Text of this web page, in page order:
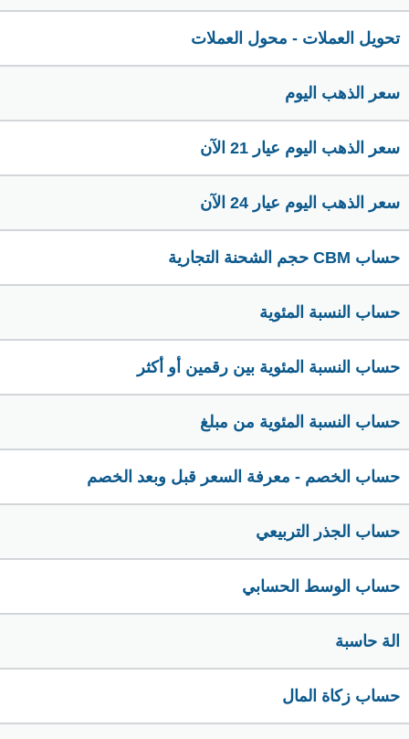
تحويل العملات - محول العملات
سعر الذهب اليوم
سعر الذهب اليوم عيار 21 الآن
سعر الذهب اليوم عيار 24 الآن
حساب CBM حجم الشحنة التجارية
حساب النسبة المئوية
حساب النسبة المئوية بين رقمين أو أكثر
حساب النسبة المئوية من مبلغ
حساب الخصم - معرفة السعر قبل وبعد الخصم
حساب الجذر التربيعي
حساب الوسط الحسابي
الة حاسبة
حساب زكاة المال